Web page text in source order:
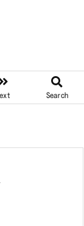
Search